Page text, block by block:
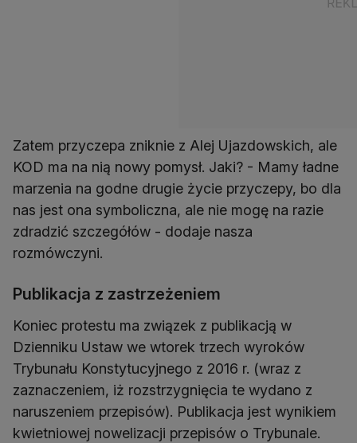
Zatem przyczepa zniknie z Alej Ujazdowskich, ale
KOD ma na nią nowy pomysł. Jaki? - Mamy ładne
marzenia na godne drugie życie przyczepy, bo dla
nas jest ona symboliczna, ale nie mogę na razie
zdradzić szczegółów - dodaje nasza
rozmówczyni.
Publikacja z zastrzeżeniem
Koniec protestu ma związek z publikacją w
Dzienniku Ustaw we wtorek trzech wyroków
Trybunału Konstytucyjnego z 2016 r. (wraz z
zaznaczeniem, iż rozstrzygnięcia te wydano z
naruszeniem przepisów). Publikacja jest wynikiem
kwietniowej nowelizacji przepisów o Trybunale.